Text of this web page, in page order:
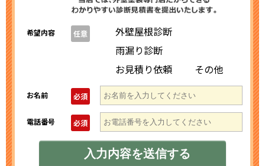
希望内容 任意
外壁屋根診断
雨漏り診断
お見積り依頼
その他
お名前 必須
電話番号 必須